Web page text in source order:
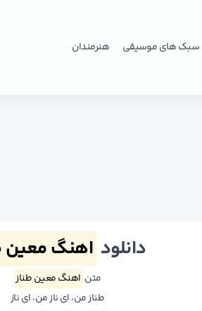
سبک های موسیقی هنرمندان
دانلود اهنگ معین
متن اهنگ معین طناز
طناز من، ای ناز من، ای ناز